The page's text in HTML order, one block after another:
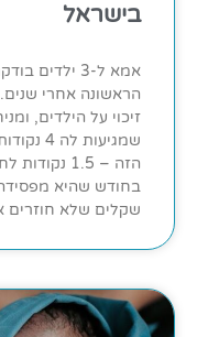
בישראל
אמא ל-3
זיכוי על הילדים,
שקלים שלא חוזרים